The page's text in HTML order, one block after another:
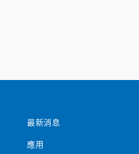
最新消息
應用